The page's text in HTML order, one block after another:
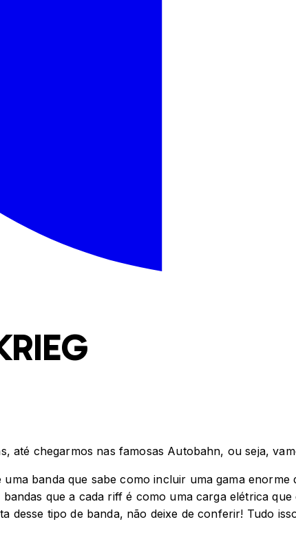
até chegarmos nas famosas Autobahn, ou seja,
banda que sabe como incluir uma gama
que a cada riff é como uma carga elétrica
desse tipo de banda, não deixe de conferir! Tudo